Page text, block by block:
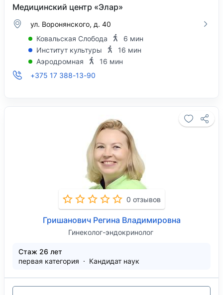
Медицинский центр «Элар»
ул. Воронянского, д. 40
Ковальская Слобода
6 мин
Институт культуры
16 мин
Аэродромная
16 мин
+375 17 388-13-90
0 отзывов
Гришанович Регина Владимировна
Гинеколог-эндокринолог
Стаж 26 лет
первая категория
Кандидат наук